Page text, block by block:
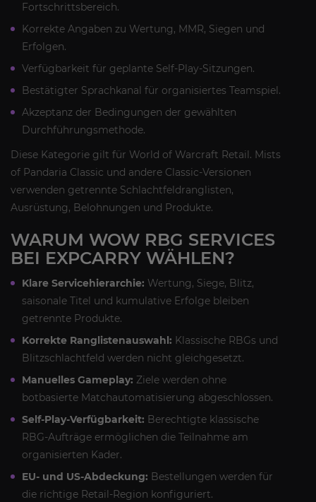
Fortschrittsbereich.
Korrekte Angaben zu Wertung, MMR, Siegen und
Erfolgen.
Verfügbarkeit für geplante Self-Play-Sitzungen.
Bestätigter Sprachkanal für organisiertes Teamspiel.
Akzeptanz der Bedingungen der gewählten
Durchführungsmethode.
Diese Kategorie gilt für World of Warcraft Retail. Mists
of Pandaria Classic und andere Classic-Versionen
verwenden getrennte Schlachtfeldranglisten,
Ausrüstung, Belohnungen und Produkte.
WARUM WOW RBG SERVICES
BEI EXPCARRY WÄHLEN?
Klare Servicehierarchie: Wertung, Siege, Blitz,
saisonale Titel und kumulative Erfolge bleiben
getrennte Produkte.
Korrekte Ranglistenauswahl: Klassische RBGs und
Blitzschlachtfeld werden nicht gleichgesetzt.
Manuelles Gameplay: Ziele werden ohne
botbasierte Matchautomatisierung abgeschlossen.
Self-Play-Verfügbarkeit: Berechtigte klassische
RBG-Aufträge ermöglichen die Teilnahme am
organisierten Kader.
EU- und US-Abdeckung: Bestellungen werden für
die richtige Retail-Region konfiguriert.